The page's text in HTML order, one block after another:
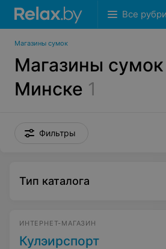
Все
Магазины сумок
Магазины
Минске 1
Фильтры
Тип каталога
ИНТЕРНЕТ-МАГАЗИН
Кулэирспорт